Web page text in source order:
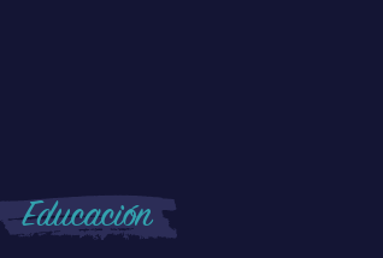
Educación